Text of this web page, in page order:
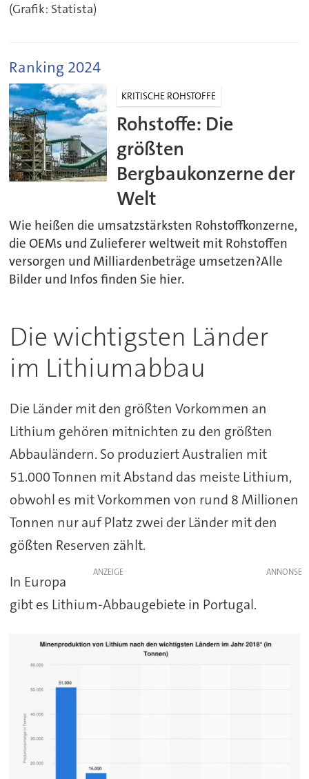
(Grafik: Statista)
Ranking 2024
KRITISCHE ROHSTOFFE
Rohstoffe: Die
größten
Bergbaukonzerne der
Welt
Wie heißen die umsatzstärksten Rohstoffkonzerne,
die OEMs und Zulieferer weltweit mit Rohstoffen
versorgen und Milliardenbeträge umsetzen?Alle
Bilder und Infos finden Sie hier.
Die wichtigsten Länder
im Lithiumabbau
Die Länder mit den größten Vorkommen an
Lithium gehören mitnichten zu den größten
Abbauländern. So produziert Australien mit
51.000 Tonnen mit Abstand das meiste Lithium,
obwohl es mit Vorkommen von rund 8 Millionen
Tonnen nur auf Platz zwei der Länder mit den
gößten Reserven zählt.
ANZEIGE
In Europa
gibt es Lithium-Abbaugebiete in Portugal.